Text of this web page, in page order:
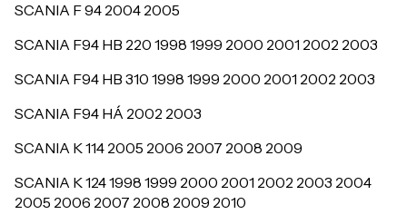
SCANIA F 94 2004 2005
SCANIA F94 HB 220 1998 1999 2000 2001 2002 2003
SCANIA F94 HB 310 1998 1999 2000 2001 2002 2003
SCANIA F94 HÁ 2002 2003
SCANIA K 114 2005 2006 2007 2008 2009
SCANIA K 124 1998 1999 2000 2001 2002 2003 2004
2005 2006 2007 2008 2009 2010